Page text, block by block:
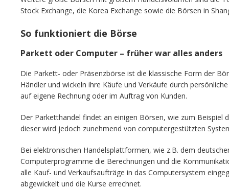
Stock Exchange, die Korea Exchange sowie die Börsen in
So funktioniert die Börse
Parkett oder Computer – früher war alles anders
Die Parkett- oder Präsenzbörse ist die klassische Form der
Händler und wickeln ihre Käufe und Verkäufe durch
auf eigene Rechnung oder im Auftrag von Kunden.
Der Parketthandel findet an einigen Börsen, wie zum Beispiel
dieser wird jedoch zunehmend von computergestützten
Bei elektronischen Handelsplattformen, wie z.B. dem
Computerprogramme die Berechnungen und die
alle Kauf- und Verkaufsaufträge in das Computersystem
abgewickelt und die Kurse errechnet.